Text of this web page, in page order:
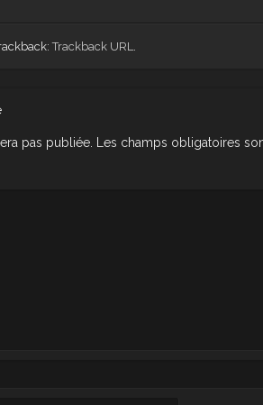
Trackback URL
pas publiée. Les champs obligatoires